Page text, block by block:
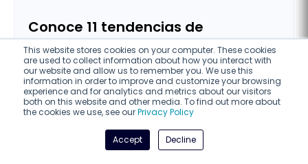
This website stores cookies on your computer. These cookies
are used to collect information about how you interact with
our website and allow us to remember you. We use this
information in order to improve and customize your browsing
experience and for analytics and metrics about our visitors
both on this website and other media. To find out more about
the cookies we use, see ourPrivacy Policy
Accept Decline
Conoce 11 tendencias de
Inteligencia Artificial para 2024
Carlos Martinez Granados
octubre 15, 2024